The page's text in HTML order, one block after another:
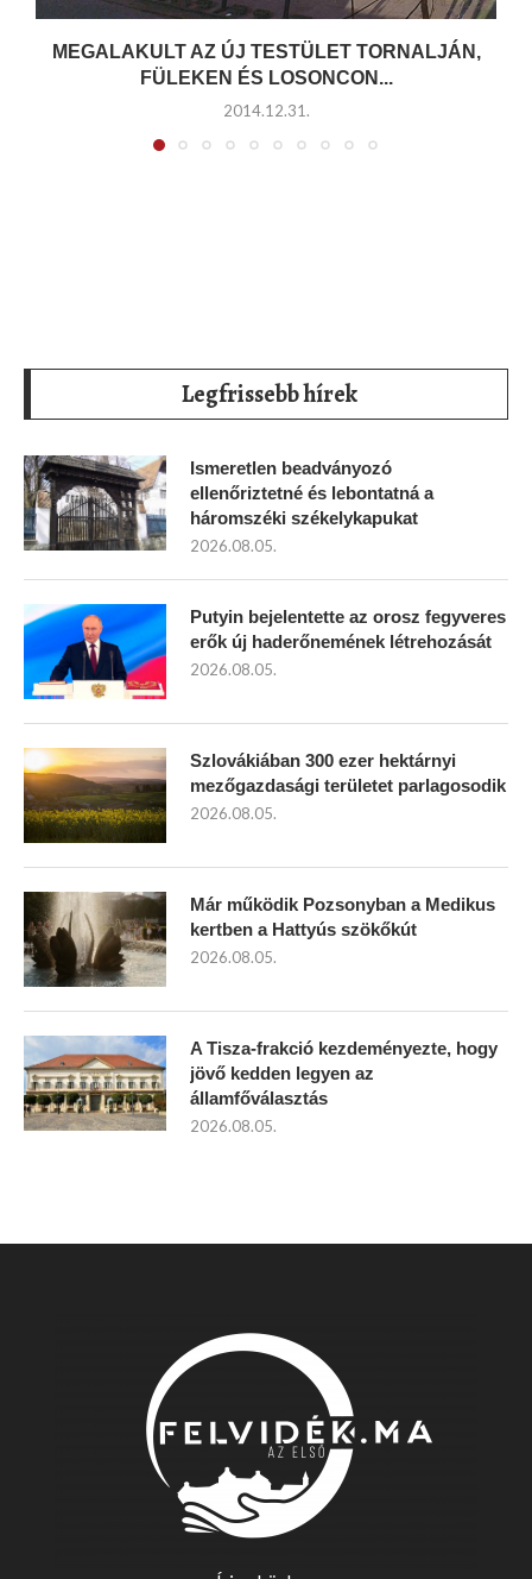
MEGALAKULT AZ ÚJ TESTÜLET TORNALJÁN,
FÜLEKEN ÉS LOSONCON...
2014.12.31.
Legfrissebb hírek
Ismeretlen beadványozó
ellenőriztetné és lebontatná a
háromszéki székelykapukat
2026.08.05.
Putyin bejelentette az orosz fegyveres
erők új haderőnemének létrehozását
2026.08.05.
Szlovákiában 300 ezer hektárnyi
mezőgazdasági területet parlagosodik
2026.08.05.
Már működik Pozsonyban a Medikus
kertben a Hattyús szökőkút
2026.08.05.
A Tisza-frakció kezdeményezte, hogy
jövő kedden legyen az
államfőválasztás
2026.08.05.